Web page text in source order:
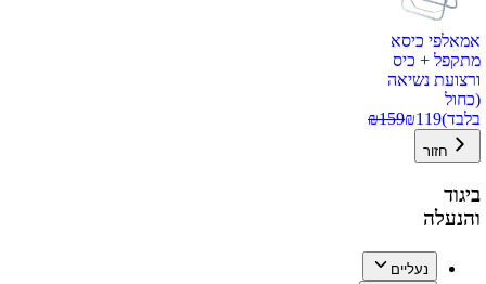
אמאלפי כיסא
מתקפל + כיס
ורצועת נשיאה
(כחול
בלבד)
₪119
₪159
חזור
ביגוד
והנעלה
נעליים